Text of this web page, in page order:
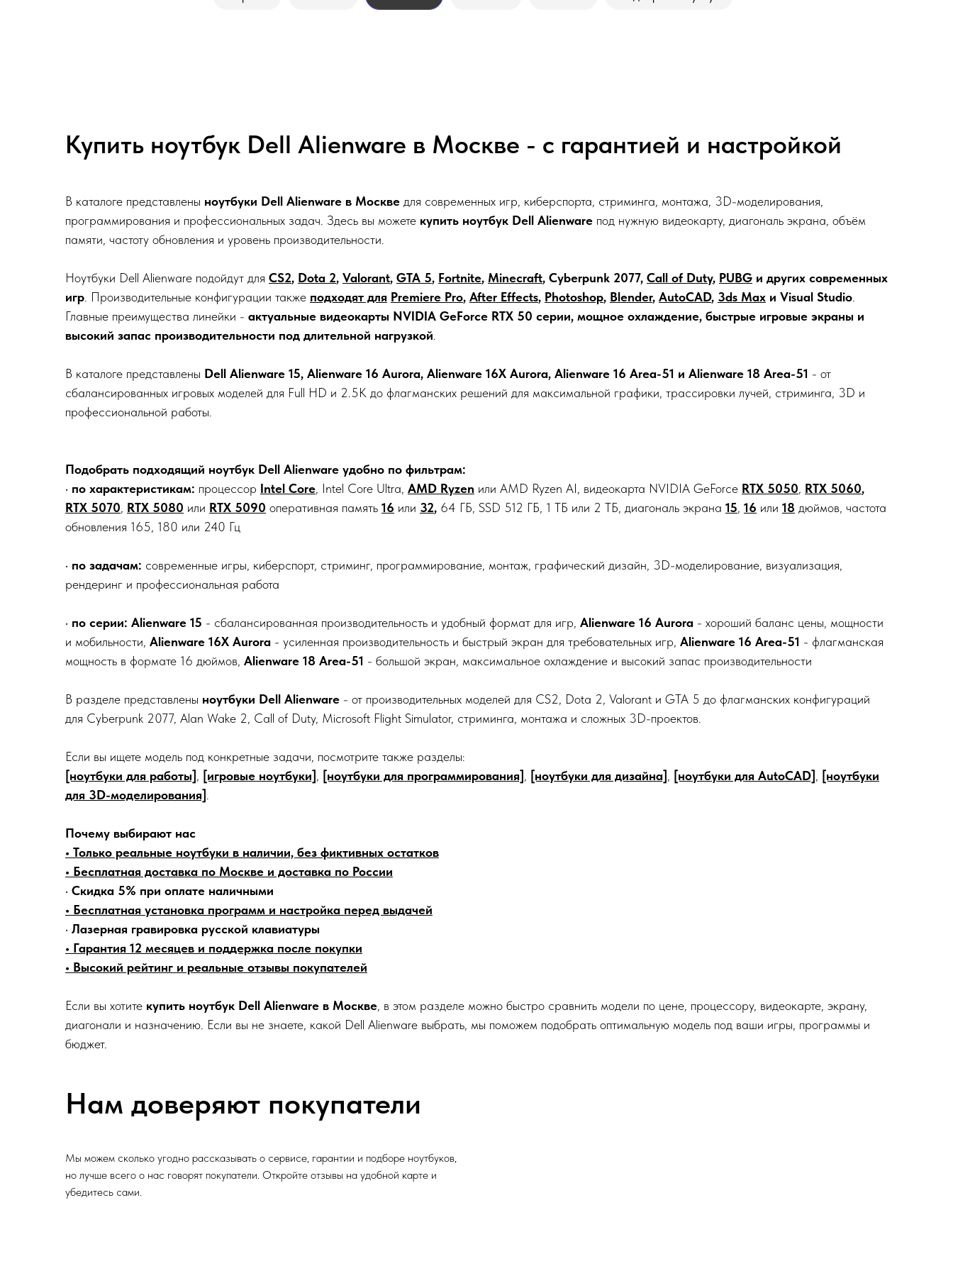
Купить ноутбук Dell Alienware в Москве - с гарантией и настройкой
В каталоге представлены ноутбуки Dell Alienware в Москве для современных игр, киберспорта, стриминга, монтажа, 3D-моделирования,
программирования и профессиональных задач. Здесь вы можете купить ноутбук Dell Alienware под нужную видеокарту, диагональ экрана, объём
памяти, частоту обновления и уровень производительности.
Ноутбуки Dell Alienware подойдут для CS2, Dota 2, Valorant, GTA 5, Fortnite, Minecraft, Cyberpunk 2077, Call of Duty, PUBG и других современных
игр . Производительные конфигурации также подходят для Premiere Pro, After Effects, Photoshop, Blender, AutoCAD, 3ds Max и Visual Studio
Главные преимущества линейки - актуальные видеокарты NVIDIA GeForce RTX 50 серии, мощное охлаждение, быстрые игровые экраны и
высокий запас производительности под длительной нагрузкой
В каталоге представлены Dell Alienware 15, Alienware 16 Aurora, Alienware 16X Aurora, Alienware 16 Area-51 и Alienware 18 Area-51 - от
сбалансированных игровых моделей для Full HD и 2.5K до флагманских решений для максимальной графики, трассировки лучей, стриминга, 3D и
профессиональной работы.
Подобрать подходящий ноутбук Dell Alienware удобно по фильтрам:
• по характеристикам: процессор Intel Core, Intel Core Ultra, AMD Ryzen или AMD Ryzen AI, видеокарта NVIDIA GeForce RTX 5050, RTX 5060,
RTX 5070, RTX 5080 или RTX 5090 оперативная память 16 или 32, 64 ГБ, SSD 512 ГБ, 1 ТБ или 2 ТБ, диагональ экрана 15, 16 или 18 дюймов, частота
обновления 165, 180 или 240 Гц
• по задачам: современные игры, киберспорт, стриминг, программирование, монтаж, графический дизайн, 3D-моделирование, визуализация,
рендеринг и профессиональная работа
• по серии: Alienware 15 - сбалансированная производительность и удобный формат для игр, Alienware 16 Aurora - хороший баланс цены, мощности
и мобильности, Alienware 16X Aurora - усиленная производительность и быстрый экран для требовательных игр, Alienware 16 Area-51 - флагманская
мощность в формате 16 дюймов, Alienware 18 Area-51 - большой экран, максимальное охлаждение и высокий запас производительности
В разделе представлены ноутбуки Dell Alienware - от производительных моделей для CS2, Dota 2, Valorant и GTA 5 до флагманских конфигураций
для Cyberpunk 2077, Alan Wake 2, Call of Duty, Microsoft Flight Simulator, стриминга, монтажа и сложных 3D-проектов.
Если вы ищете модель под конкретные задачи, посмотрите также разделы:
[ноутбуки для работы], [игровые ноутбуки], [ноутбуки для программирования], [ноутбуки для дизайна], [ноутбуки для AutoCAD], [ноутбуки
для 3D-моделирования]
Почему выбирают нас
• Только реальные ноутбуки в наличии, без фиктивных остатков
• Бесплатная доставка по Москве и доставка по России
• Скидка 5% при оплате наличными
• Бесплатная установка программ и настройка перед выдачей
• Лазерная гравировка русской клавиатуры
• Гарантия 12 месяцев и поддержка после покупки
• Высокий рейтинг и реальные отзывы покупателей
Если вы хотите купить ноутбук Dell Alienware в Москве, в этом разделе можно быстро сравнить модели по цене, процессору, видеокарте, экрану,
диагонали и назначению. Если вы не знаете, какой Dell Alienware выбрать, мы поможем подобрать оптимальную модель под ваши игры, программы и
бюджет.
Нам доверяют покупатели
Мы можем сколько угодно рассказывать о сервисе, гарантии и подборе ноутбуков,
но лучше всего о нас говорят покупатели. Откройте отзывы на удобной карте и
убедитесь сами.